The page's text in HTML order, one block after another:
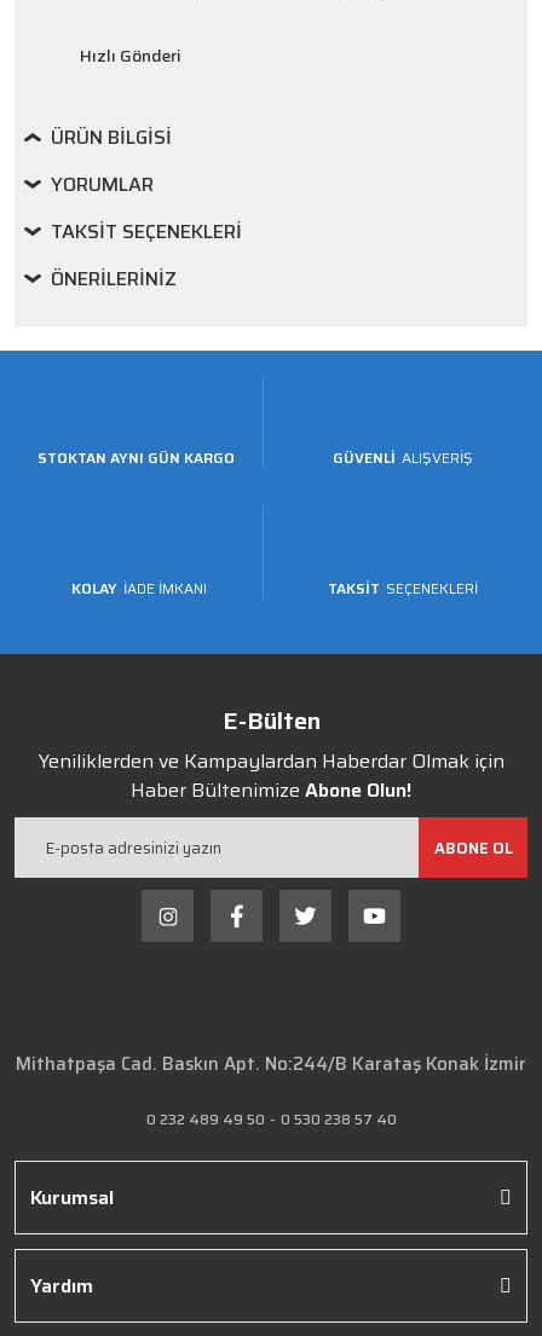
Hızlı Gönderi
ÜRÜN BILGISI
YORUMLAR
TAKSIT SEÇENEKLERI
ÖNERILERINIZ
STOKTAN AYNI GÜN KARGO GÜVENLİ ALIŞVERİŞ
KOLAY İADE İMKANI TAKSİT SEÇENEKLERİ
E-Bülten
Yeniliklerden ve Kampaylardan Haberdar Olmak için
Haber Bültenimize Abone Olun!
ABONE OL
Mithatpaşa Cad. Baskın Apt. No:244/B Karataş Konak İzmir
0 232 489 49 50 - 0 530 238 57 40
Kurumsal
Yardım